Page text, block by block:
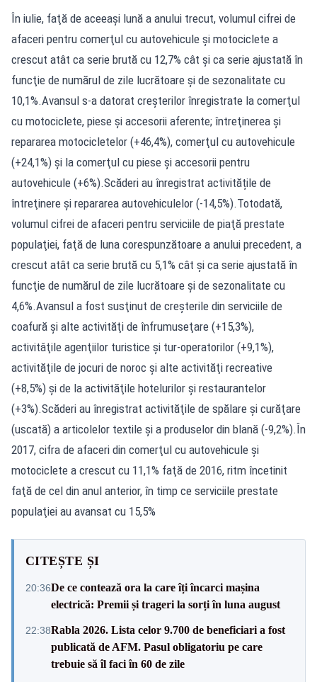
În iulie, faţă de aceeaşi lună a anului trecut, volumul cifrei de
afaceri pentru comerţul cu autovehicule şi motociclete a
crescut atât ca serie brută cu 12,7% cât şi ca serie ajustată în
funcţie de numărul de zile lucrătoare şi de sezonalitate cu
10,1%.Avansul s-a datorat creşterilor înregistrate la comerţul
cu motociclete, piese şi accesorii aferente; întreţinerea şi
repararea motocicletelor (+46,4%), comerţul cu autovehicule
(+24,1%) şi la comerţul cu piese şi accesorii pentru
autovehicule (+6%).Scăderi au înregistrat activitățile de
întreţinere şi repararea autovehiculelor (-14,5%).Totodată,
volumul cifrei de afaceri pentru serviciile de piaţă prestate
populaţiei, faţă de luna corespunzătoare a anului precedent, a
crescut atât ca serie brută cu 5,1% cât şi ca serie ajustată în
funcţie de numărul de zile lucrătoare şi de sezonalitate cu
4,6%.Avansul a fost susţinut de creşterile din serviciile de
coafură şi alte activităţi de înfrumuseţare (+15,3%),
activitǎţile agenţiilor turistice şi tur-operatorilor (+9,1%),
activităţile de jocuri de noroc şi alte activităţi recreative
(+8,5%) şi de la activităţile hotelurilor şi restaurantelor
(+3%).Scăderi au înregistrat activităţile de spălare şi curăţare
(uscată) a articolelor textile şi a produselor din blană (-9,2%).În
2017, cifra de afaceri din comerţul cu autovehicule şi
motociclete a crescut cu 11,1% faţă de 2016, ritm încetinit
faţă de cel din anul anterior, în timp ce serviciile prestate
populaţiei au avansat cu 15,5%
CITEȘTE ȘI
20:36De ce contează ora la care îți încarci mașina
electrică: Premii și trageri la sorți în luna august
22:38Rabla 2026. Lista celor 9.700 de beneficiari a fost
publicată de AFM. Pasul obligatoriu pe care
trebuie să îl faci în 60 de zile